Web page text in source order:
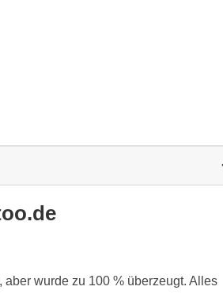
wurde zu 100 % überzeugt. Alles